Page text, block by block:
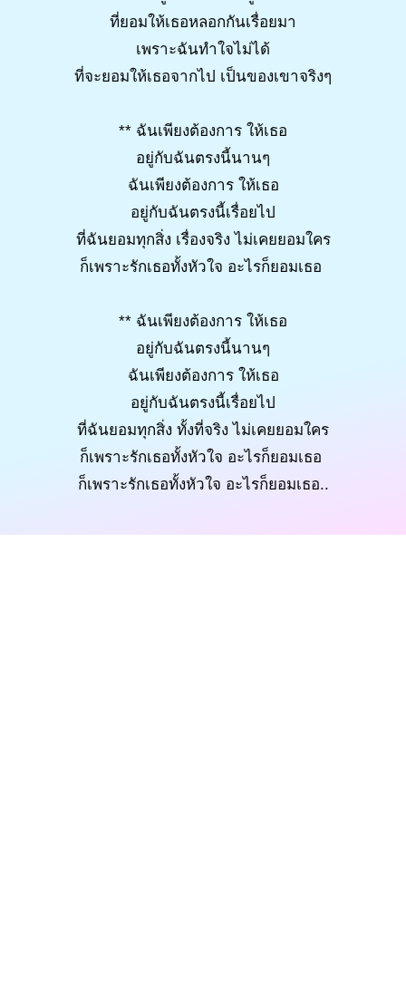
ที่ยอมให้เธอหลอกกันเรื่อยมา
เพราะฉันทำใจไม่ได้
ที่จะยอมให้เธอจากไป เป็นของเขาจริงๆ
** ฉันเพียงต้องการ ให้เธอ
อยู่กับฉันตรงนี้นานๆ
ฉันเพียงต้องการ ให้เธอ
อยู่กับฉันตรงนี้เรื่อยไป
ที่ฉันยอมทุกสิ่ง เรื่องจริง ไม่เคยยอมใคร
ก็เพราะรักเธอทั้งหัวใจ อะไรก็ยอมเธอ
** ฉันเพียงต้องการ ให้เธอ
อยู่กับฉันตรงนี้นานๆ
ฉันเพียงต้องการ ให้เธอ
อยู่กับฉันตรงนี้เรื่อยไป
ที่ฉันยอมทุกสิ่ง ทั้งที่จริง ไม่เคยยอมใคร
ก็เพราะรักเธอทั้งหัวใจ อะไรก็ยอมเธอ
ก็เพราะรักเธอทั้งหัวใจ อะไรก็ยอมเธอ..